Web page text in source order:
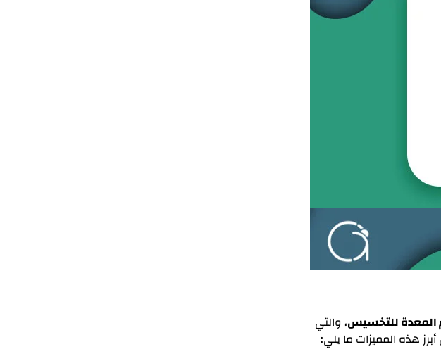
المعدة للتخسيس، والتي
هذه المميزات ما يلي: